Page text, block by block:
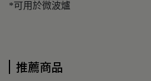
*可用於微波爐
推薦商品